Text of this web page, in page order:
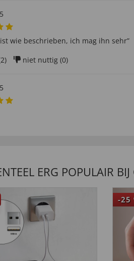
wie beschrieben, ich mag ihn sehr”
2) niet nuttig (0)
ERG POPULAIR
-25